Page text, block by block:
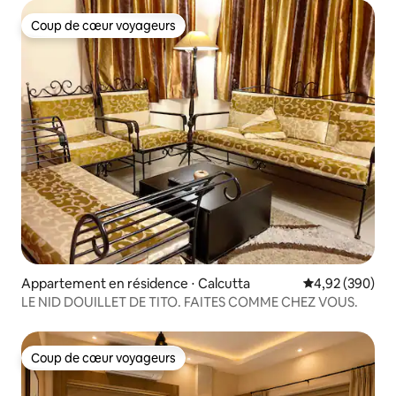
Coup de cœur voyageurs
Coup de cœur voyageurs
Appartement en résidence ⋅ Calcutta Évaluation
4,92 (390)
LE NID DOUILLET DE TITO. FAITES COMME CHEZ VOUS.
Coup de cœur voyageurs
Coup de cœur voyageurs